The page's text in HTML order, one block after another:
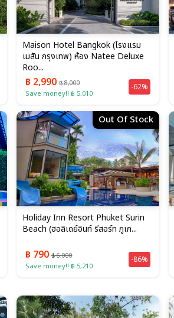
Maison Hotel Bangkok (โรงแรม
เมสัน กรุงเทพ) ห้อง Natee Deluxe
Roo...
฿ 2,990฿ 8,000
Save money!! ฿ 5,010
-62%
Out Of Stock
Holiday Inn Resort Phuket Surin
Beach (ฮอลิเดย์อินท์ รีสอร์ท ภูเก...
฿ 790฿ 6,000
Save money!! ฿ 5,210
-86%